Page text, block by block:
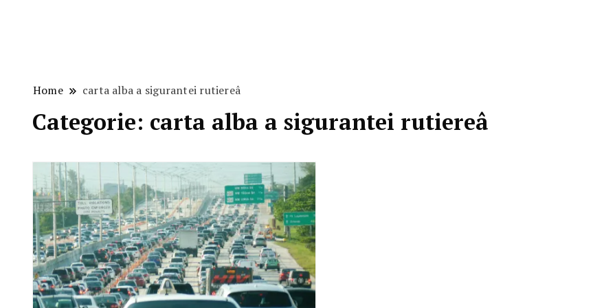
Home carta alba a sigurantei rutiereâ
Categorie: carta alba a sigurantei rutiereâ